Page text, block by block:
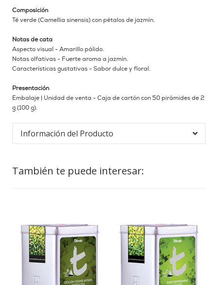
Composición
Té verde (Camellia sinensis) con pétalos de jazmín.
Notas de cata
Aspecto visual - Amarillo pálido.
Notas olfativas - Fuerte aroma a jazmín.
Características gustativas - Sabor dulce y floral.
Presentación
Embalaje | Unidad de venta - Caja de cartón con 50 pirámides de 2
g (100 g).
Información del Producto
También te puede interesar: